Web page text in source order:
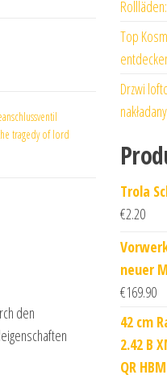
tragedy of lord
den
Top
Drzwi
Trola
€2.20
neuer
€169.90
42 cm
2.42 B
QR HBM